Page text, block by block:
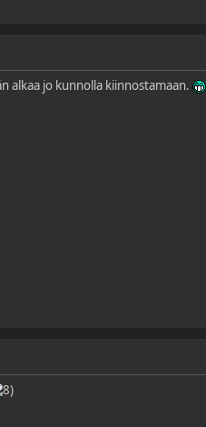
alkaa jo kunnolla kiinnostamaan.